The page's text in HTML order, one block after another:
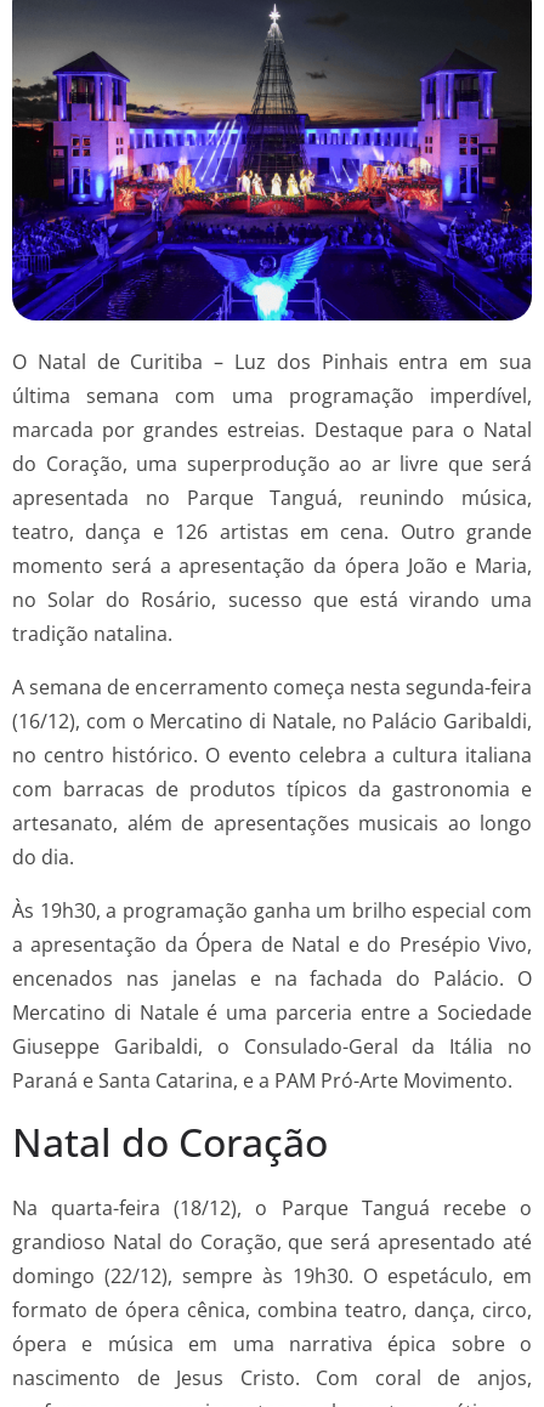
O Natal de Curitiba – Luz dos Pinhais entra em sua
última semana com uma programação imperdível,
marcada por grandes estreias. Destaque para o Natal
do Coração, uma superprodução ao ar livre que será
apresentada no Parque Tanguá, reunindo música,
teatro, dança e 126 artistas em cena. Outro grande
momento será a apresentação da ópera João e Maria,
no Solar do Rosário, sucesso que está virando uma
tradição natalina.
A semana de encerramento começa nesta segunda-feira
(16/12), com o Mercatino di Natale, no Palácio Garibaldi,
no centro histórico. O evento celebra a cultura italiana
com barracas de produtos típicos da gastronomia e
artesanato, além de apresentações musicais ao longo
do dia.
Às 19h30, a programação ganha um brilho especial com
a apresentação da Ópera de Natal e do Presépio Vivo,
encenados nas janelas e na fachada do Palácio. O
Mercatino di Natale é uma parceria entre a Sociedade
Giuseppe Garibaldi, o Consulado-Geral da Itália no
Paraná e Santa Catarina, e a PAM Pró-Arte Movimento.
Natal do Coração
Na quarta-feira (18/12), o Parque Tanguá recebe o
grandioso Natal do Coração, que será apresentado até
domingo (22/12), sempre às 19h30. O espetáculo, em
formato de ópera cênica, combina teatro, dança, circo,
ópera e música em uma narrativa épica sobre o
nascimento de Jesus Cristo. Com coral de anjos,